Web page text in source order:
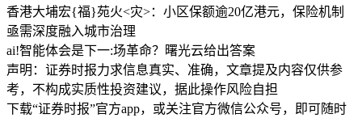
香港大埔宏{福}苑火<灾>：小区保额逾20亿港元，保险机制
亟需深度融入城市治理
ai!智能体会是下一:场革命？曙光云给出答案
声明：证券时报力求信息真实、准确，文章提及内容仅供参
考，不构成实质性投资建议，据此操作风险自担
下载“证券时报”官方app，或关注官方微信公众号，即可随时